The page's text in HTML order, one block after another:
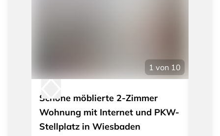
1 von 10
Schöne möblierte 2-Zimmer
Wohnung mit Internet und PKW-
Stellplatz in Wiesbaden